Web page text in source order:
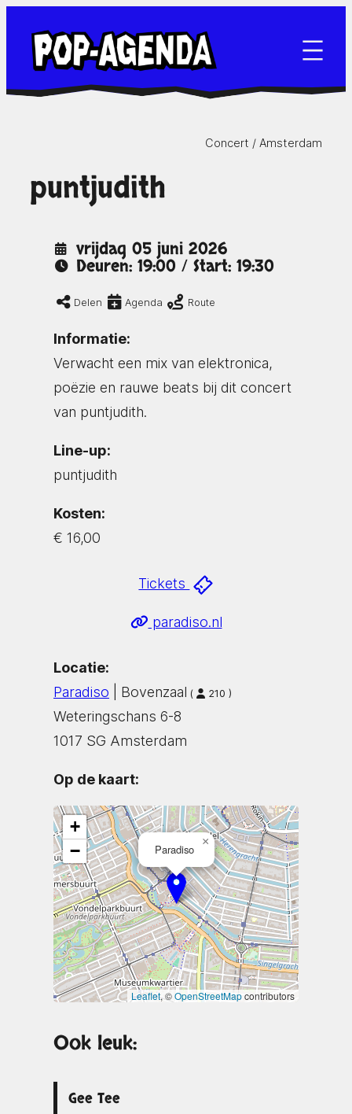
naar
inhoud
Concert / Amsterdam
puntjudith
vrijdag 05 juni 2026
Deuren: 19:00 / Start: 19:30
Delen Agenda Route
Informatie:
Verwacht een mix van elektronica,
poëzie en rauwe beats bij dit concert
van puntjudith.
Line-up:
puntjudith
Kosten:
€ 16,00
Tickets
paradiso.nl
Locatie:
Paradiso | Bovenzaal ( 210 )
Weteringschans 6-8
1017 SG Amsterdam
Op de kaart:
Paradiso
×
+
−
Leaflet, ©OpenStreetMapcontributors
Ook leuk:
Gee Tee